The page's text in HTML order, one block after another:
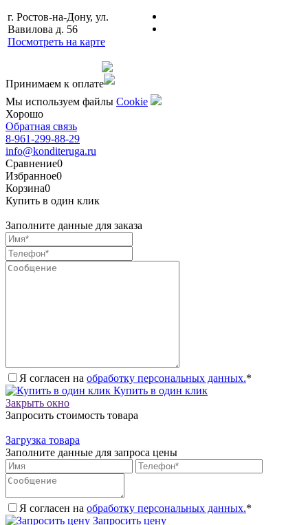
г. Ростов-на-Дону, ул.
Вавилова д. 56
Посмотреть на карте
Принимаем к оплате
Мы используем файлы Сookie
Хорошо
Обратная связь
8-961-299-88-29
info@konditeruga.ru
Сравнение0
Избранное0
Корзина0
Купить в один клик
Заполните данные для заказа
Я согласен на обработку персональных данных.*
Купить в один клик
Закрыть окно
Запросить стоимость товара
Загрузка товара
Заполните данные для запроса цены
Я согласен на обработку персональных данных.*
Запросить цену